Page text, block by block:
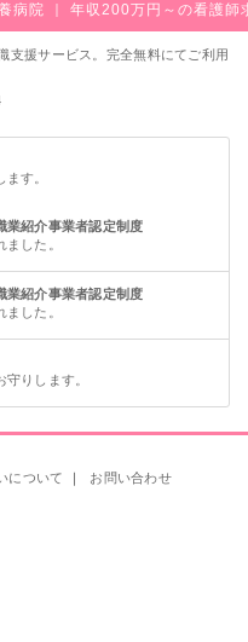
病院 ｜ 年収200万円～の看護師
支援サービス。完全無料にてご利用
す。
業紹介事業者認定制度
した。
業紹介事業者認定制度
した。
りします。
について ｜
お問い合わせ